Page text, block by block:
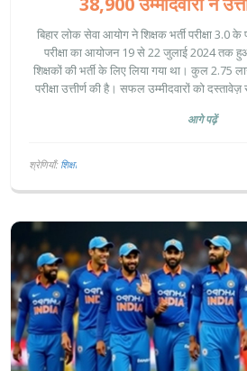
बिहार लोक सेवा आयोग ने शिक्षक भर्ती परीक्षा 3.0
परीक्षा का आयोजन 19 से 22 जुलाई 2024 तक
शिक्षकों की भर्ती के लिए लिया गया था। कुल 2.75
परीक्षा उत्तीर्ण की है। सफल उम्मीदवारों को
आगे पढ़ें
श्रेणियाँ: शिक्षा